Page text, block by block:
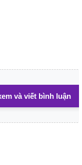
và viết bình luận